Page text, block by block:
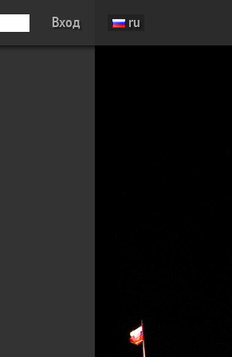
Вход ru